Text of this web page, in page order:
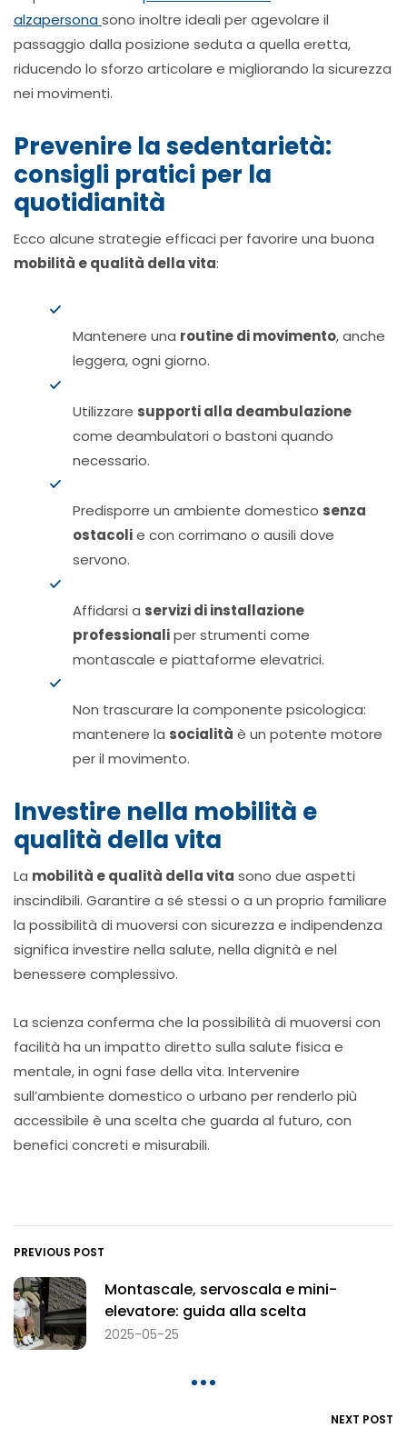
alzapersonasono inoltre ideali per agevolare il
passaggio dalla posizione seduta a quella eretta,
riducendo lo sforzo articolare e migliorando la sicurezza
nei movimenti.
Prevenire la sedentarietà:
consigli pratici per la
quotidianità
Ecco alcune strategie efficaci per favorire una buona
mobilità e qualità della vita:
Mantenere una routine di movimento, anche
leggera, ogni giorno.
Utilizzare supporti alla deambulazione
come deambulatori o bastoni quando
necessario.
Predisporre un ambiente domestico senza
ostacolie con corrimano o ausili dove
servono.
Affidarsi a servizi di installazione
professionaliper strumenti come
montascale e piattaforme elevatrici.
Non trascurare la componente psicologica:
mantenere la socialità è un potente motore
per il movimento.
Investire nella mobilità e
qualità della vita
La mobilità e qualità della vita sono due aspetti
inscindibili. Garantire a sé stessi o a un proprio familiare
la possibilità di muoversi con sicurezza e indipendenza
significa investire nella salute, nella dignità e nel
benessere complessivo.
La scienza conferma che la possibilità di muoversi con
facilità ha un impatto diretto sulla salute fisica e
mentale, in ogni fase della vita. Intervenire
sull’ambiente domestico o urbano per renderlo più
accessibile è una scelta che guarda al futuro, con
benefici concreti e misurabili.
PREVIOUS POST
Montascale, servoscala e mini-
elevatore: guida alla scelta
2025-05-25
NEXT POST